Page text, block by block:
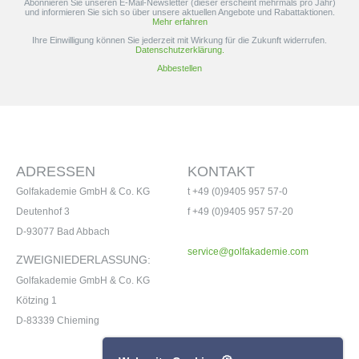
Abonnieren Sie unseren E-Mail-Newsletter (dieser erscheint mehrmals pro Jahr)
und informieren Sie sich so über unsere aktuellen Angebote und Rabattaktionen.
Mehr erfahren
Ihre Einwilligung können Sie jederzeit mit Wirkung für die Zukunft widerrufen.
Datenschutzerklärung.
Abbestellen
KONTAKT
t +49 (0)9405 957 57-0
f +49 (0)9405 957 57-20
service@golfakademie.com
ADRESSEN
Golfakademie GmbH & Co. KG
Deutenhof 3
D-93077 Bad Abbach
ZWEIGNIEDERLASSUNG:
Golfakademie GmbH & Co. KG
Kötzing 1
D-83339 Chieming